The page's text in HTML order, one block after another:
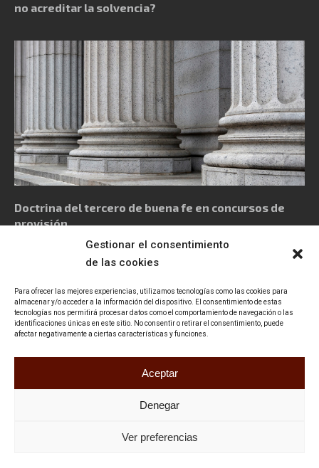
Gestionar el consentimiento
de las cookies
Para ofrecer las mejores experiencias, utilizamos tecnologías como las cookies para
almacenar y/o acceder a la información del dispositivo. El consentimiento de estas
tecnologías nos permitirá procesar datos como el comportamiento de navegación o las
identificaciones únicas en este sitio. No consentir o retirar el consentimiento, puede
afectar negativamente a ciertas características y funciones.
Aceptar
Denegar
Ver preferencias
no acreditar la solvencia?
Doctrina del tercero de buena fe en concursos de
provisión
Política de privacidad Aviso Legal
Política de cookies